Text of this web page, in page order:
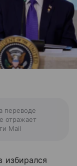
переводе
отражает
Mail
избирался